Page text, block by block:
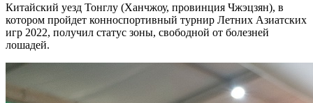
Китайский уезд Тонглу (Ханчжоу, провинция Чжэцзян), в
котором пройдет конноспортивный турнир Летних Азиатских
игр 2022, получил статус зоны, свободной от болезней
лошадей.